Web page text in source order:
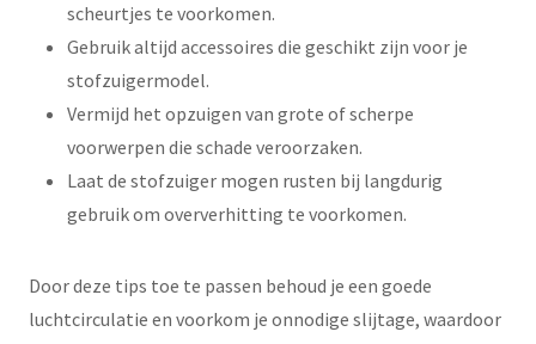
scheurtjes te voorkomen.
Gebruik altijd accessoires die geschikt zijn voor je
stofzuigermodel.
Vermijd het opzuigen van grote of scherpe
voorwerpen die schade veroorzaken.
Laat de stofzuiger mogen rusten bij langdurig
gebruik om oververhitting te voorkomen.
Door deze tips toe te passen behoud je een goede
luchtcirculatie en voorkom je onnodige slijtage, waardoor